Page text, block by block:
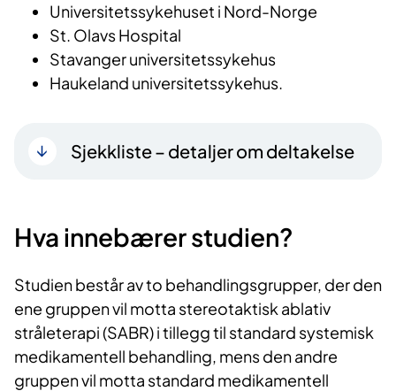
Universitetssykehuset i Nord-Norge
St. Olavs Hospital
Stavanger universitetssykehus
Haukeland universitetssykehus.
Sjekkliste – detaljer om deltakelse
Hva innebærer studien?
Studien består av to behandlingsgrupper, der den
ene gruppen vil motta stereotaktisk ablativ
stråleterapi (SABR) i tillegg til standard systemisk
medikamentell behandling, mens den andre
gruppen vil motta standard medikamentell